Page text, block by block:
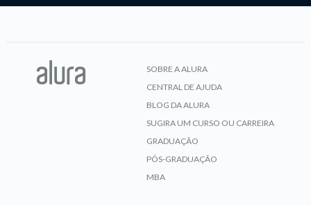
SOBRE A ALURA
CENTRAL DE AJUDA
BLOG DA ALURA
SUGIRA UM CURSO OU CARREIRA
GRADUAÇÃO
PÓS-GRADUAÇÃO
MBA